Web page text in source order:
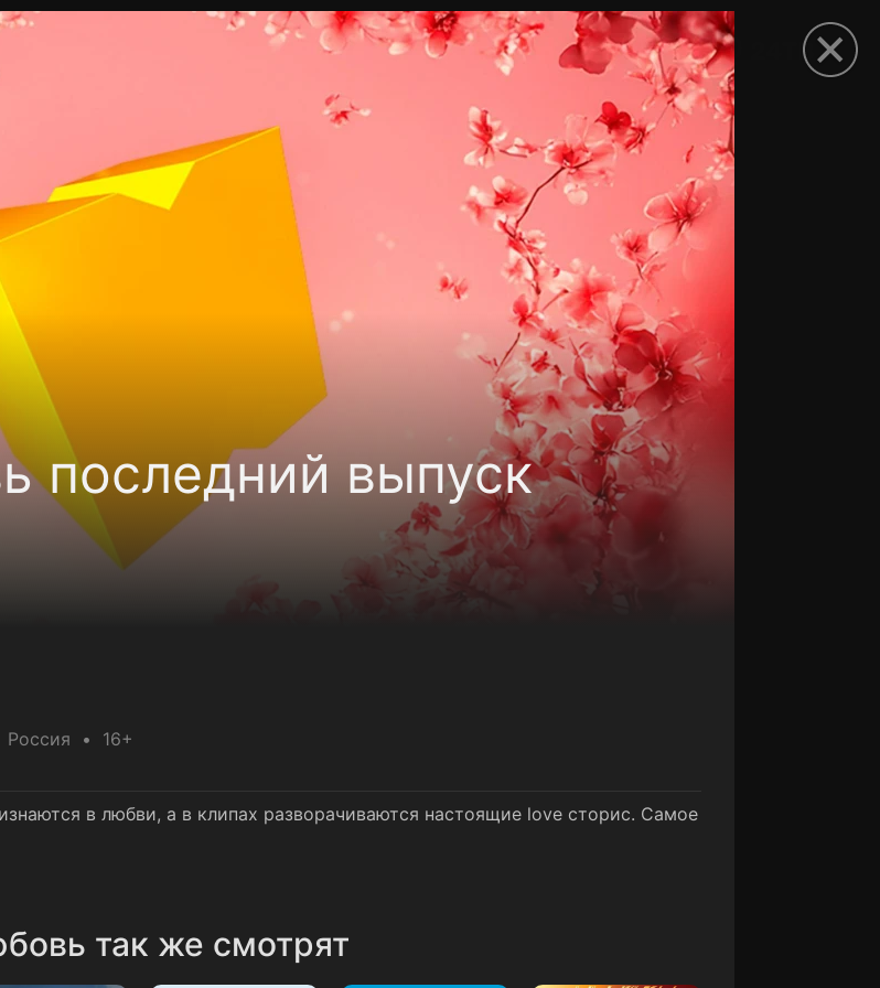
последний выпуск
Россия 16+
в любви, а в клипах разворачиваются настоящие love сториc. Самое
так же смотрят
Открыть приложение